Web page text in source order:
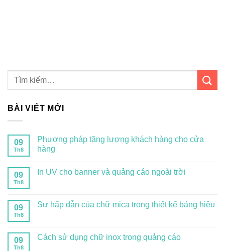
BÀI VIẾT MỚI
09
Th8
Phương pháp tăng lượng khách hàng cho cửa
hàng
09
Th8
In UV cho banner và quảng cáo ngoài trời
09
Th8
Sự hấp dẫn của chữ mica trong thiết kế bảng hiệu
09
Th8
Cách sử dụng chữ inox trong quảng cáo